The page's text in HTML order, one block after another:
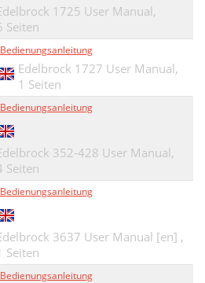
1725 User Manual,
Seiten
Bedienungsanleitung
Edelbrock 1727 User Manual,
1 Seiten
Bedienungsanleitung
352-428 User Manual,
Seiten
Bedienungsanleitung
3637 User Manual [en] ,
Seiten
Bedienungsanleitung